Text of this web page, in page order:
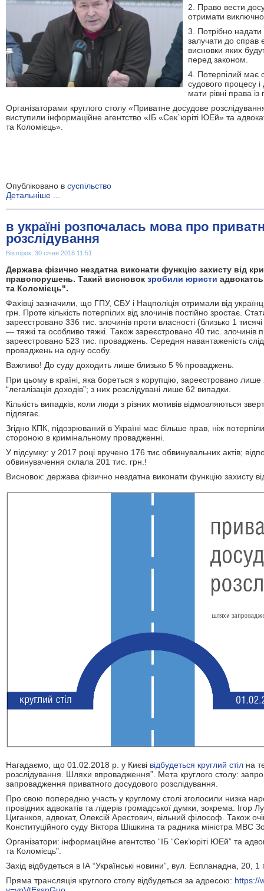
2. Право вести
отримати виключно
3. Потрібно
залучати до справ
висновки яких
перед законом.
4. Потерпілий має
судового процесу
мати рівні права
Організаторами круглого столу «Приватне досудове
виступили інформаційне агентство «ІБ «Сек`юріті ЮЕй» та
та Коломієць».
Опубліковано в суспільство
Детальніше ...
в україні розпочалась мова про
розслідування
Вівторок, 30 січня 2018 11:51
Держава фізично нездатна виконати функцію захисту від
правопорушень. Такий висновок зробили юристи
та Коломієць".
Фахівці зазначили, що ГПУ, СБУ і Нацполіція отримали від
грн. Проте кількість потерпілих від злочинів постійно зростає.
зареєстровано 336 тис. злочинів проти власності (близько 1
— тяжкі та особливо тяжкі. Також зареєстровано 40 тис. злочинів
зареєстровано 523 тис. проваджень. Середня навантаженість
проваджень на одну особу.
Важливо! До суду доходить лише близько 5 % проваджень.
При цьому в країні, яка бореться з корупцію, зареєстровано
“легалізація доходів”; з них розслідувані лише 62 випадки.
Кількість випадків, коли люди з різних мотивів відмовляються
підлягає.
Згідно КПК, підозрюваний в Україні має більше прав, ніж
стороною в кримінальному провадженні.
У підсумку: у 2017 році вручено 176 тис обвинувальних актів;
обвинувачення склала 201 тис. грн.!
Висновок: держава фізично нездатна виконати функцію захисту
Нагадаємо, що 01.02.2018 р. у Києві відбудеться круглий стіл на
розслідування. Шляхи впровадження”. Мета круглого столу:
запровадження приватного досудового розслідування.
Про свою попередню участь у круглому столі зголосили низка
провідних адвокатів та лідерів громадської думки, зокрема: Ігор
Циганков, адвокат, Олексій Арестович, вільний філософ. Також
Конституційного суду Віктора Шішкина та радника міністра МВС
Організатори: інформаційне агентство “ІБ “Сек’юріті ЮЕй” та
та Коломієць".
Захід відбудеться в ІА “Українські новини”, вул. Еспланадна,
Пряма трансляція круглого столу відбудеться за адресою: https://